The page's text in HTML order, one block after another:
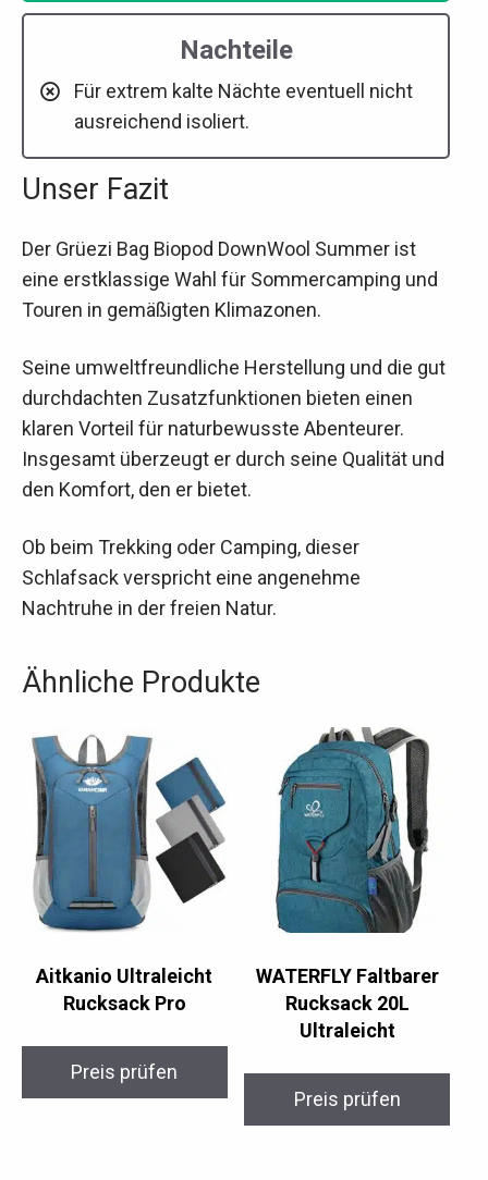
Nachteile
Für extrem kalte Nächte eventuell nicht
ausreichend isoliert.
Unser Fazit
Der Grüezi Bag Biopod DownWool Summer ist
eine erstklassige Wahl für Sommercamping und
Touren in gemäßigten Klimazonen.
Seine umweltfreundliche Herstellung und die gut
durchdachten Zusatzfunktionen bieten einen
klaren Vorteil für naturbewusste Abenteurer.
Insgesamt überzeugt er durch seine Qualität und
den Komfort, den er bietet.
Ob beim Trekking oder Camping, dieser
Schlafsack verspricht eine angenehme
Nachtruhe in der freien Natur.
Ähnliche Produkte
Aitkanio Ultraleicht
Rucksack Pro
Preis prüfen
WATERFLY Faltbarer
Rucksack 20L
Ultraleicht
Preis prüfen